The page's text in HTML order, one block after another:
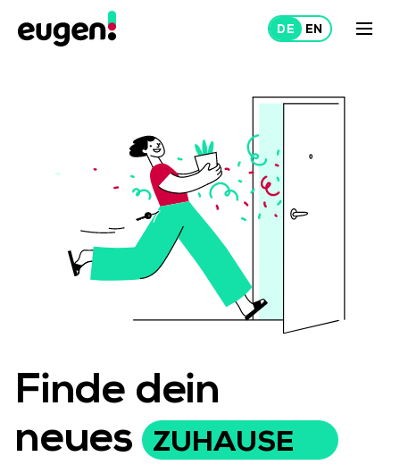
Über uns
Finde dein
neues
ZUHAUSE